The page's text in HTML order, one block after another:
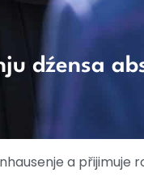
dźensa
a přijimuje